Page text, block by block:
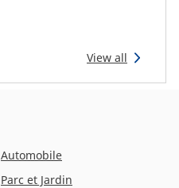
View all
Automobile
Parc et Jardin